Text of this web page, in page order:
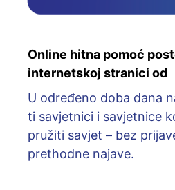
Online hitna pomoć
internetskoj stranici od
U određeno doba dana
ti savjetnici i savjetnice
pružiti savjet – bez
prethodne najave.